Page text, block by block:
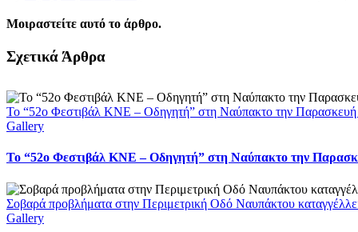
Μοιραστείτε αυτό το άρθρο.
Facebook
X
LinkedIn
WhatsApp
Email
Σχετικά Άρθρα
Το “52ο Φεστιβάλ ΚΝΕ – Οδηγητή” στη Ναύπακτο την
Gallery
Το “52ο Φεστιβάλ ΚΝΕ – Οδηγητή” στη Ναύπακτο την
Σοβαρά προβλήματα στην Περιμετρική Οδό Ναυπάκτου
Gallery